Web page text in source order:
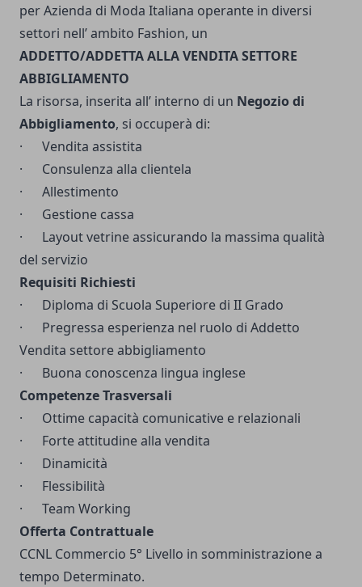
per Azienda di Moda Italiana operante in diversi
settori nell’ ambito Fashion, un
ADDETTO/ADDETTA ALLA VENDITA SETTORE
ABBIGLIAMENTO
La risorsa, inserita all’ interno di un Negozio di
Abbigliamento, si occuperà di:
· Vendita assistita
· Consulenza alla clientela
· Allestimento
· Gestione cassa
· Layout vetrine assicurando la massima qualità
del servizio
Requisiti Richiesti
· Diploma di Scuola Superiore di II Grado
· Pregressa esperienza nel ruolo di Addetto
Vendita settore abbigliamento
· Buona conoscenza lingua inglese
Competenze Trasversali
· Ottime capacità comunicative e relazionali
· Forte attitudine alla vendita
· Dinamicità
· Flessibilità
· Team Working
Offerta Contrattuale
CCNL Commercio 5° Livello in somministrazione a
tempo Determinato.